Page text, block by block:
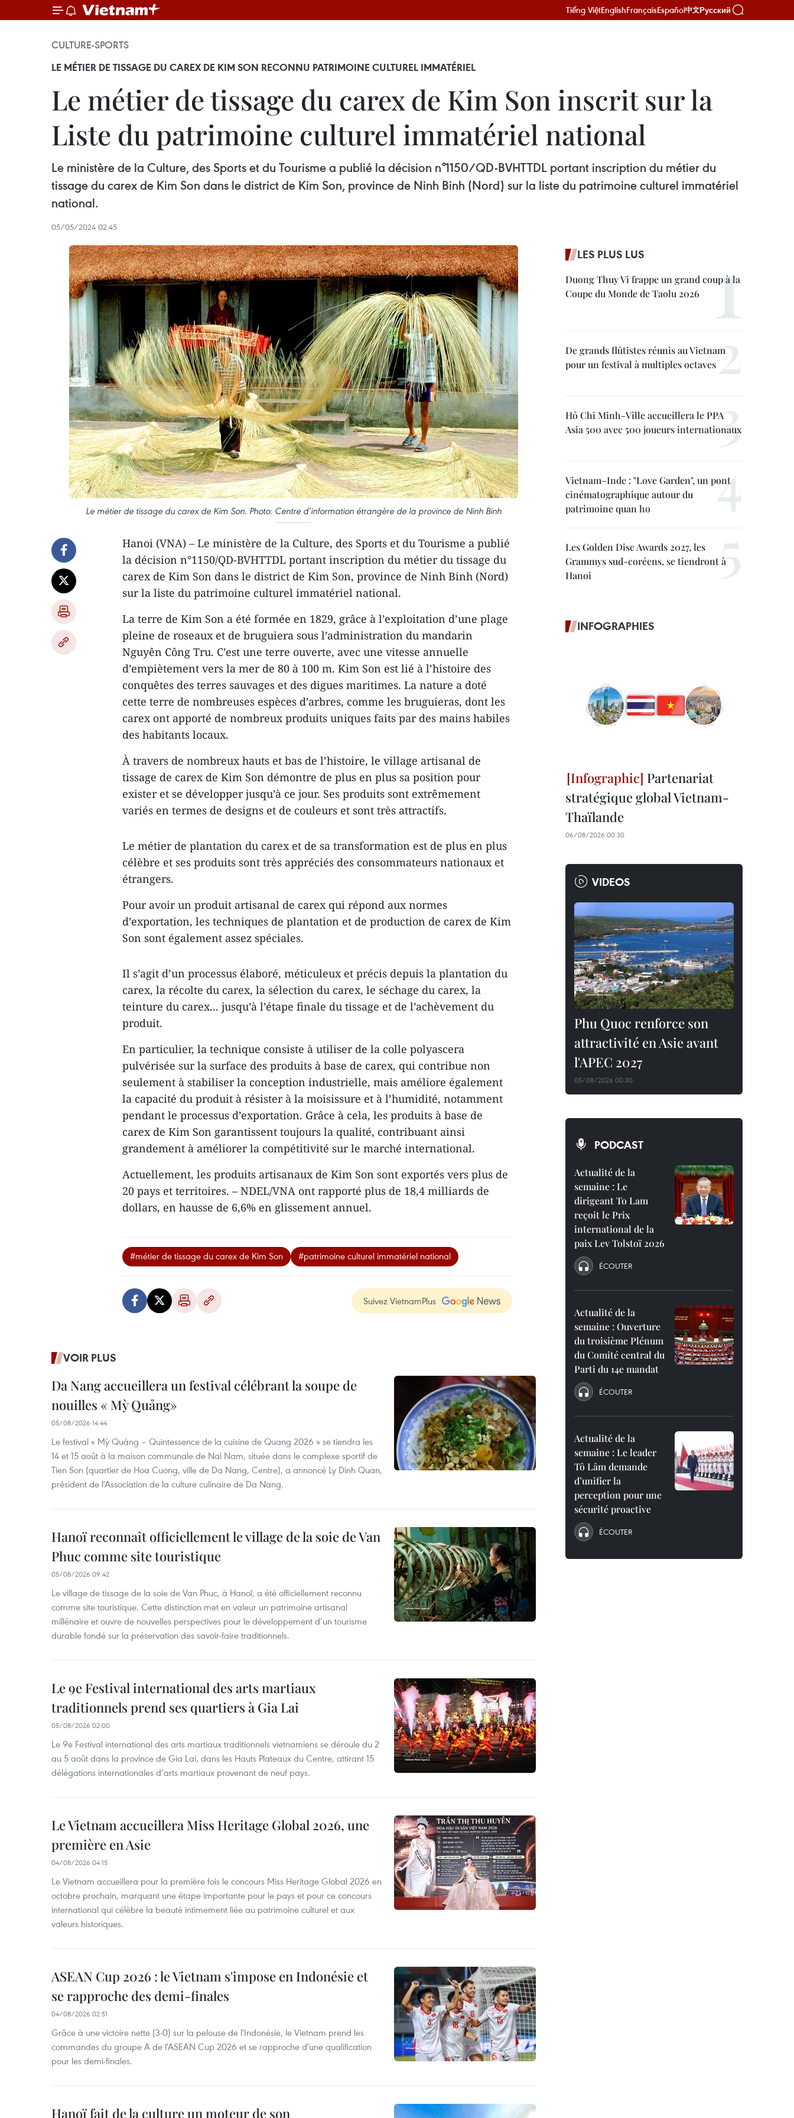
Tiếng ViệtEnglishFrançaisEspañol中文Русский
CULTURE-SPORTS
LE MÉTIER DE TISSAGE DU CAREX DE KIM SON RECONNU PATRIMOINE CULTUREL IMMATÉRIEL
Le métier de tissage du carex de Kim Son inscrit sur la
Liste du patrimoine culturel immatériel national
Le ministère de la Culture, des Sports et du Tourisme a publié la décision n°1150/QD-BVHTTDL portant inscription du métier du
tissage du carex de Kim Son dans le district de Kim Son, province de Ninh Binh (Nord) sur la liste du patrimoine culturel immatériel
national.
05/05/2024 02:45
Le métier de tissage du carex de Kim Son. Photo: Centre d’information étrangère de la province de Ninh Binh
Hanoi (VNA) – Le ministère de la Culture, des Sports et du Tourisme a publié
la décision n°1150/QD-BVHTTDL portant inscription du métier du tissage du
carex de Kim Son dans le district de Kim Son, province de Ninh Binh (Nord)
sur la liste du patrimoine culturel immatériel national.
La terre de Kim Son a été formée en 1829, grâce à l’exploitation d’une plage
pleine de roseaux et de bruguiera sous l’administration du mandarin
Nguyên Công Tru. C’est une terre ouverte, avec une vitesse annuelle
d’empiètement vers la mer de 80 à 100 m. Kim Son est lié à l’histoire des
conquêtes des terres sauvages et des digues maritimes. La nature a doté
cette terre de nombreuses espèces d’arbres, comme les bruguieras, dont les
carex ont apporté de nombreux produits uniques faits par des mains habiles
des habitants locaux.
À travers de nombreux hauts et bas de l’histoire, le village artisanal de
tissage de carex de Kim Son démontre de plus en plus sa position pour
exister et se développer jusqu’à ce jour. Ses produits sont extrêmement
variés en termes de designs et de couleurs et sont très attractifs.
Le métier de plantation du carex et de sa transformation est de plus en plus
célèbre et ses produits sont très appréciés des consommateurs nationaux et
étrangers.
Pour avoir un produit artisanal de carex qui répond aux normes
d’exportation, les techniques de plantation et de production de carex de Kim
Son sont également assez spéciales.
Il s’agit d’un processus élaboré, méticuleux et précis depuis la plantation du
carex, la récolte du carex, la sélection du carex, le séchage du carex, la
teinture du carex... jusqu’à l’étape finale du tissage et de l’achèvement du
produit.
En particulier, la technique consiste à utiliser de la colle polyascera
pulvérisée sur la surface des produits à base de carex, qui contribue non
seulement à stabiliser la conception industrielle, mais améliore également
la capacité du produit à résister à la moisissure et à l’humidité, notamment
pendant le processus d’exportation. Grâce à cela, les produits à base de
carex de Kim Son garantissent toujours la qualité, contribuant ainsi
grandement à améliorer la compétitivité sur le marché international.
Actuellement, les produits artisanaux de Kim Son sont exportés vers plus de
20 pays et territoires. – NDEL/VNA ont rapporté plus de 18,4 milliards de
dollars, en hausse de 6,6% en glissement annuel.
#métier de tissage du carex de Kim Son #patrimoine culturel immatériel national
Suivez VietnamPlus
VOIR PLUS
Da Nang accueillera un festival célébrant la soupe de
nouilles « Mỳ Quảng»
05/08/2026 14:44
Le festival « Mỳ Quảng – Quintessence de la cuisine de Quang 2026 » se tiendra les
14 et 15 août à la maison communale de Nai Nam, située dans le complexe sportif de
Tien Son (quartier de Hoa Cuong, ville de Da Nang, Centre), a annoncé Ly Dinh Quan,
président de l'Association de la culture culinaire de Da Nang.
Hanoï reconnaît officiellement le village de la soie de Van
Phuc comme site touristique
05/08/2026 09:42
Le village de tissage de la soie de Van Phuc, à Hanoï, a été officiellement reconnu
comme site touristique. Cette distinction met en valeur un patrimoine artisanal
millénaire et ouvre de nouvelles perspectives pour le développement d’un tourisme
durable fondé sur la préservation des savoir-faire traditionnels.
Le 9e Festival international des arts martiaux
traditionnels prend ses quartiers à Gia Lai
05/08/2026 02:00
Le 9e Festival international des arts martiaux traditionnels vietnamiens se déroule du 2
au 5 août dans la province de Gia Lai, dans les Hauts Plateaux du Centre, attirant 15
délégations internationales d’arts martiaux provenant de neuf pays.
Le Vietnam accueillera Miss Heritage Global 2026, une
première en Asie
04/08/2026 04:15
Le Vietnam accueillera pour la première fois le concours Miss Heritage Global 2026 en
octobre prochain, marquant une étape importante pour le pays et pour ce concours
international qui célèbre la beauté intimement liée au patrimoine culturel et aux
valeurs historiques.
ASEAN Cup 2026 : le Vietnam s'impose en Indonésie et
se rapproche des demi-finales
04/08/2026 02:51
Grâce à une victoire nette (3-0) sur la pelouse de l'Indonésie, le Vietnam prend les
commandes du groupe A de l'ASEAN Cup 2026 et se rapproche d'une qualification
pour les demi-finales.
Hanoï fait de la culture un moteur de son
LES PLUS LUS
Duong Thuy Vi frappe un grand coup à la
Coupe du Monde de Taolu 2026
De grands flûtistes réunis au Vietnam
pour un festival à multiples octaves
Hô Chi Minh-Ville accueillera le PPA
Asia 500 avec 500 joueurs internationaux
Vietnam–Inde : "Love Garden", un pont
cinématographique autour du
patrimoine quan ho
Les Golden Disc Awards 2027, les
Grammys sud-coréens, se tiendront à
Hanoi
INFOGRAPHIES
Partenariat
stratégique global Vietnam-
Thaïlande
06/08/2026 00:30
VIDEOS
Phu Quoc renforce son
attractivité en Asie avant
l'APEC 2027
05/08/2026 00:30
PODCAST
Actualité de la
semaine : Le
dirigeant To Lam
reçoit le Prix
international de la
paix Lev Tolstoï 2026
ÉCOUTER
Actualité de la
semaine : Ouverture
du troisième Plénum
du Comité central du
Parti du 14e mandat
ÉCOUTER
Actualité de la
semaine : Le leader
Tô Lâm demande
d’unifier la
perception pour une
sécurité proactive
ÉCOUTER